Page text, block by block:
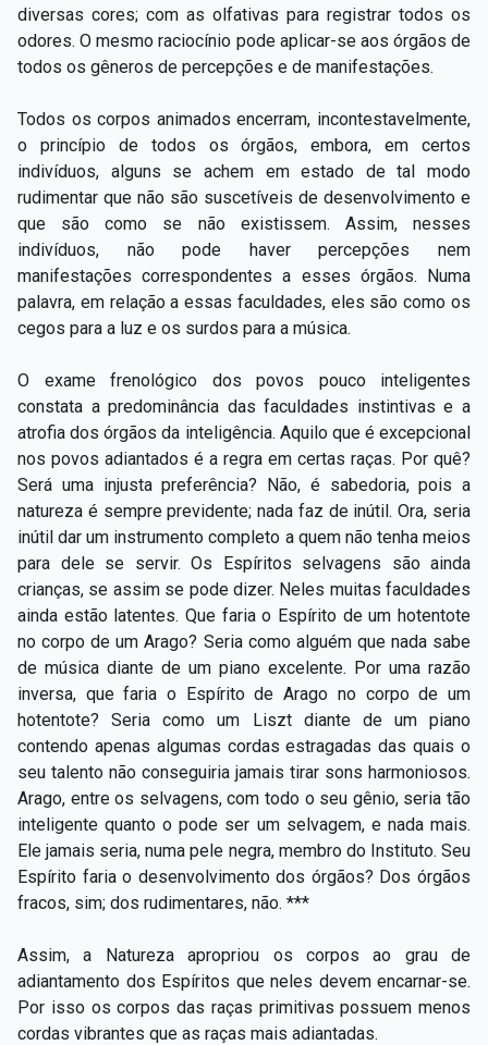
diversas cores; com as olfativas para registrar todos os
odores. O mesmo raciocínio pode aplicar-se aos órgãos de
todos os gêneros de percepções e de manifestações.
Todos os corpos animados encerram, incontestavelmente,
o princípio de todos os órgãos, embora, em certos
indivíduos, alguns se achem em estado de tal modo
rudimentar que não são suscetíveis de desenvolvimento e
que são como se não existissem. Assim, nesses
indivíduos, não pode haver percepções nem
manifestações correspondentes a esses órgãos. Numa
palavra, em relação a essas faculdades, eles são como os
cegos para a luz e os surdos para a música.
O exame frenológico dos povos pouco inteligentes
constata a predominância das faculdades instintivas e a
atrofia dos órgãos da inteligência. Aquilo que é excepcional
nos povos adiantados é a regra em certas raças. Por quê?
Será uma injusta preferência? Não, é sabedoria, pois a
natureza é sempre previdente; nada faz de inútil. Ora, seria
inútil dar um instrumento completo a quem não tenha meios
para dele se servir. Os Espíritos selvagens são ainda
crianças, se assim se pode dizer. Neles muitas faculdades
ainda estão latentes. Que faria o Espírito de um hotentote
no corpo de um Arago? Seria como alguém que nada sabe
de música diante de um piano excelente. Por uma razão
inversa, que faria o Espírito de Arago no corpo de um
hotentote? Seria como um Liszt diante de um piano
contendo apenas algumas cordas estragadas das quais o
seu talento não conseguiria jamais tirar sons harmoniosos.
Arago, entre os selvagens, com todo o seu gênio, seria tão
inteligente quanto o pode ser um selvagem, e nada mais.
Ele jamais seria, numa pele negra, membro do Instituto. Seu
Espírito faria o desenvolvimento dos órgãos? Dos órgãos
fracos, sim; dos rudimentares, não. ***
Assim, a Natureza apropriou os corpos ao grau de
adiantamento dos Espíritos que neles devem encarnar-se.
Por isso os corpos das raças primitivas possuem menos
cordas vibrantes que as raças mais adiantadas.